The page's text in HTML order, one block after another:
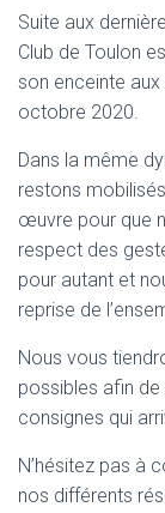
Suite aux
Club de Toulon
son enceinte
octobre 2020.
Dans la même
restons
œuvre pour que
respect des
pour autant et
reprise de
Nous vous
possibles afin
consignes qui
N’hésitez pas à
nos différents